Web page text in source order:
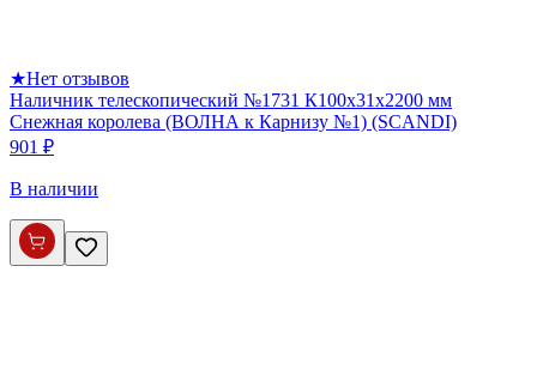
★Нет отзывов
Наличник телескопический №1731 К100х31х2200 мм
Снежная королева (ВОЛНА к Карнизу №1) (SCANDI)
901 ₽
В наличии